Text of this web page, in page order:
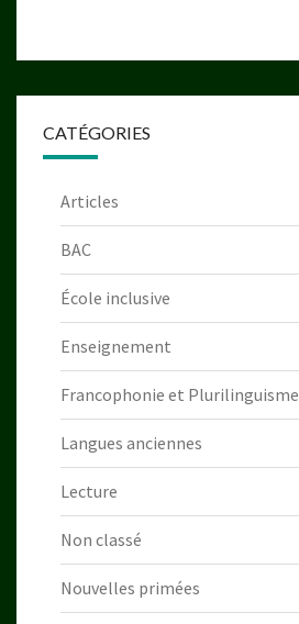
CATÉGORIES
Articles
BAC
École inclusive
Enseignement
Francophonie et Plurilinguisme
Langues anciennes
Lecture
Non classé
Nouvelles primées